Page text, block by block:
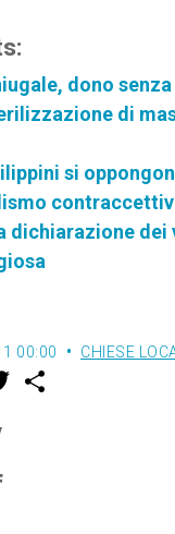
dono
di
si
dichiarazione dei
00:00 CHIESE
w